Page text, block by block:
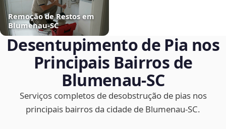
Remoção de Restos em
Blumenau‑SC
Desentupimento de Pia nos
Principais Bairros de
Blumenau‑SC
Serviços completos de desobstrução de pias nos
principais bairros da cidade de Blumenau‑SC.